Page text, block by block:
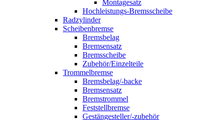
Montagesatz
Hochleistungs-Bremsscheibe
Radzylinder
Scheibenbremse
Bremsbelag
Bremsensatz
Bremsscheibe
Zubehör/Einzelteile
Trommelbremse
Bremsbelag/-backe
Bremsensatz
Bremstrommel
Feststellbremse
Gestängesteller/-zubehör